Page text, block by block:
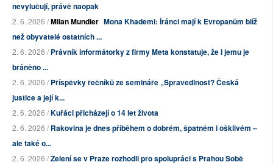
nevylučují, právě naopak
2. 6. 2026 /Milan Mundier Mona Khademi: Íránci mají k Evropanům blíž
než obyvatelé ostatních ...
2. 6. 2026 /Právník informátorky z firmy Meta konstatuje, že i jemu je
bráněno ...
2. 6. 2026 /Příspěvky řečníků ze semináře „Spravedlnost? Česká
justice a její k...
2. 6. 2026 /Kuřáci přicházejí o 14 let života
2. 6. 2026 /Rakovina je dnes příběhem o dobrém, špatném i ošklivém –
ale také o...
2. 6. 2026 /Zelení se v Praze rozhodli pro spolupráci s Prahou Sobě